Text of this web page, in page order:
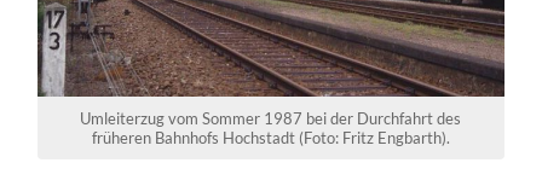
Umleiterzug vom Sommer 1987 bei der Durchfahrt des
früheren Bahnhofs Hochstadt (Foto: Fritz Engbarth).